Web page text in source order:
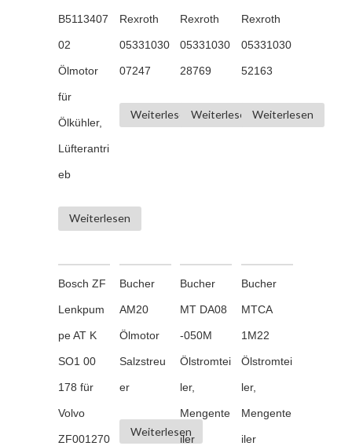
B5113407
02
Ölmotor
für
Ölkühler,
Lüfterantri
eb
Weiterlesen
Rexroth
05331030
07247
Weiterlesen
Rexroth
05331030
28769
Weiterlesen
Rexroth
05331030
52163
Weiterlesen
Bosch ZF
Lenkpum
pe AT K
SO1 00
178 für
Volvo
ZF001270
Bucher
AM20
Ölmotor
Salzstreu
er
Weiterlesen
Bucher
MT DA08
-050M
Ölstromtei
ler,
Mengente
iler
Bucher
MTCA
1M22
Ölstromtei
ler,
Mengente
iler